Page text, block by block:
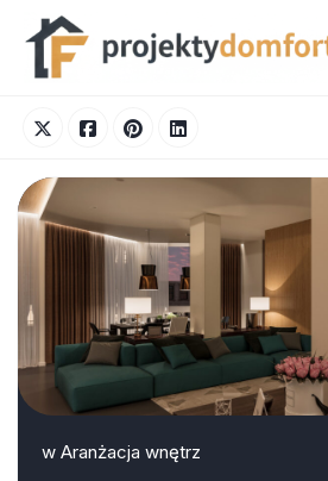
content
w Aranżacja wnętrz